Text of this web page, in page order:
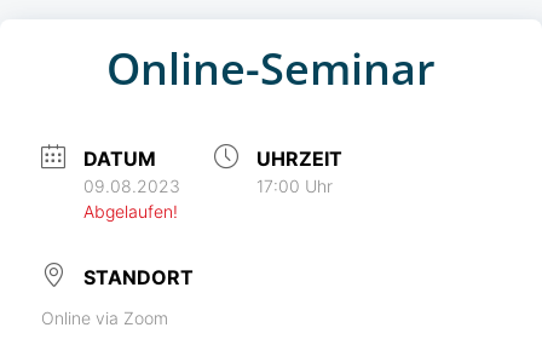
Online-Seminar
DATUM
09.08.2023
Abgelaufen!
UHRZEIT
17:00 Uhr
STANDORT
Online via Zoom